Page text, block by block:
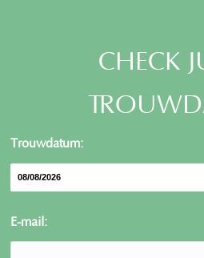
CHECK
Trouwdatum:
E-mail: